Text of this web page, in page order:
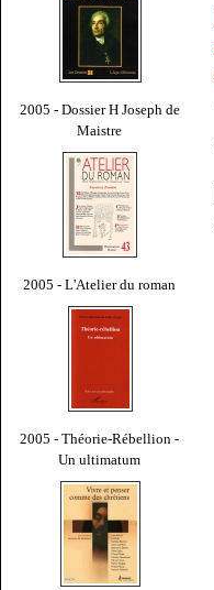
2005 - Dossier H Joseph de
Maistre
2005 - L'Atelier du roman
2005 - Théorie-Rébellion -
Un ultimatum